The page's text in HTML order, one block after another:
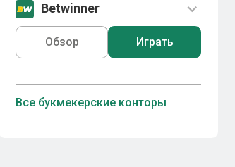
Betwinner
Обзор Играть
Все букмекерские конторы